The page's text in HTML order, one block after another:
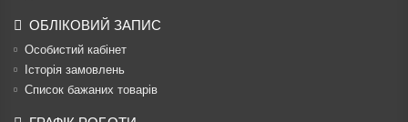
ОБЛІКОВИЙ ЗАПИС
Особистий кабінет
Історія замовлень
Список бажаних товарів